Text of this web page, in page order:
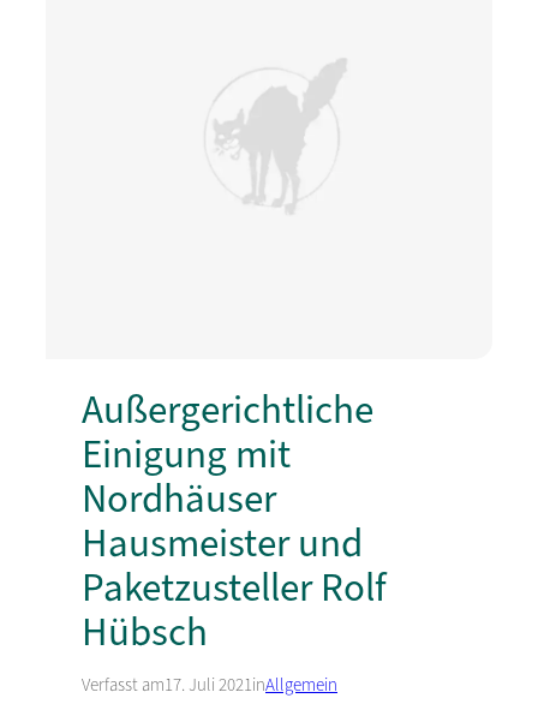
Außergerichtliche
Einigung mit
Nordhäuser
Hausmeister und
Paketzusteller Rolf
Hübsch
Verfasst am17. Juli 2021inAllgemein